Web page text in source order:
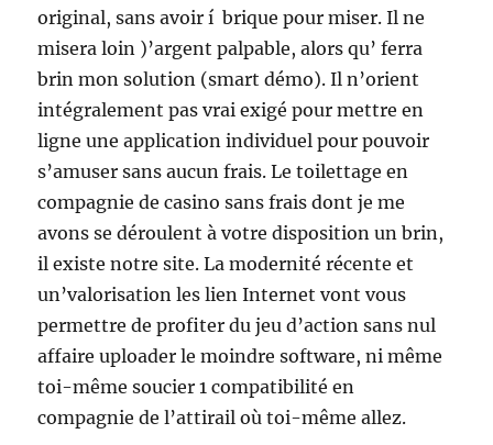
original, sans avoir í brique pour miser. Il ne
misera loin )’argent palpable, alors qu’ ferra
brin mon solution (smart démo). Il n’orient
intégralement pas vrai exigé pour mettre en
ligne une application individuel pour pouvoir
s’amuser sans aucun frais. Le toilettage en
compagnie de casino sans frais dont je me
avons se déroulent à votre disposition un brin,
il existe notre site. La modernité récente et
un’valorisation les lien Internet vont vous
permettre de profiter du jeu d’action sans nul
affaire uploader le moindre software, ni même
toi-même soucier 1 compatibilité en
compagnie de l’attirail où toi-même allez.